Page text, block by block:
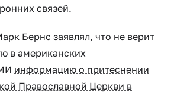
связей.
Бернс заявлял, что не верит
в американских
информацию о притеснении
Православной Церкви в